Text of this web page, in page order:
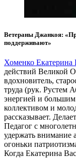
Ветераны Джанкоя:
поддерживают»
Хоменко Екатерина
действий Великой
вдохновитель,
труда (рук. Рустем
энергией и
коллективом и
рассказывает.
Педагог с
удержать внимание
огоньки
Когда Екатерина